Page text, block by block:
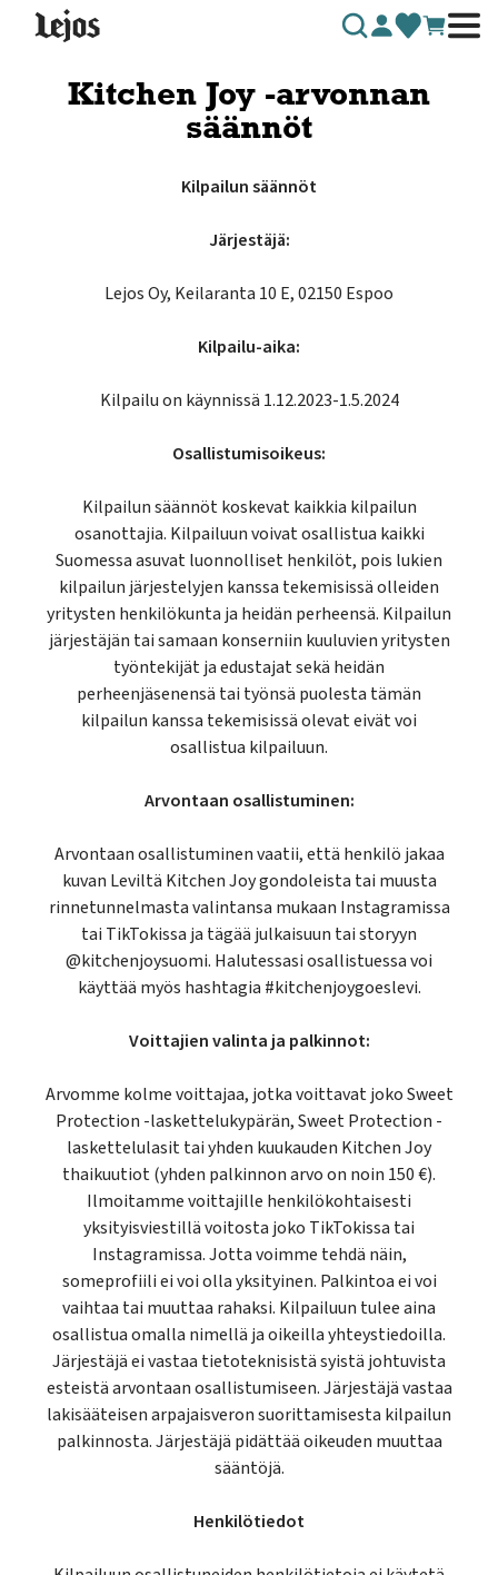
Siirry sisältöön
Kitchen Joy -arvonnan
säännöt
Kilpailun säännöt
Järjestäjä:
Lejos Oy, Keilaranta 10 E, 02150 Espoo
Kilpailu-aika:
Kilpailu on käynnissä 1.12.2023-1.5.2024
Osallistumisoikeus:
Kilpailun säännöt koskevat kaikkia kilpailun
osanottajia. Kilpailuun voivat osallistua kaikki
Suomessa asuvat luonnolliset henkilöt, pois lukien
kilpailun järjestelyjen kanssa tekemisissä olleiden
yritysten henkilökunta ja heidän perheensä. Kilpailun
järjestäjän tai samaan konserniin kuuluvien yritysten
työntekijät ja edustajat sekä heidän
perheenjäsenensä tai työnsä puolesta tämän
kilpailun kanssa tekemisissä olevat eivät voi
osallistua kilpailuun.
Arvontaan osallistuminen:
Arvontaan osallistuminen vaatii, että henkilö jakaa
kuvan Leviltä Kitchen Joy gondoleista tai muusta
rinnetunnelmasta valintansa mukaan Instagramissa
tai TikTokissa ja tägää julkaisuun tai storyyn
@kitchenjoysuomi. Halutessasi osallistuessa voi
käyttää myös hashtagia #kitchenjoygoeslevi.
Voittajien valinta ja palkinnot:
Arvomme kolme voittajaa, jotka voittavat joko Sweet
Protection -laskettelukypärän, Sweet Protection -
laskettelulasit tai yhden kuukauden Kitchen Joy
thaikuutiot (yhden palkinnon arvo on noin 150 €).
Ilmoitamme voittajille henkilökohtaisesti
yksityisviestillä voitosta joko TikTokissa tai
Instagramissa. Jotta voimme tehdä näin,
someprofiili ei voi olla yksityinen. Palkintoa ei voi
vaihtaa tai muuttaa rahaksi. Kilpailuun tulee aina
osallistua omalla nimellä ja oikeilla yhteystiedoilla.
Järjestäjä ei vastaa tietoteknisistä syistä johtuvista
esteistä arvontaan osallistumiseen. Järjestäjä vastaa
lakisääteisen arpajaisveron suorittamisesta kilpailun
palkinnosta. Järjestäjä pidättää oikeuden muuttaa
sääntöjä.
Henkilötiedot